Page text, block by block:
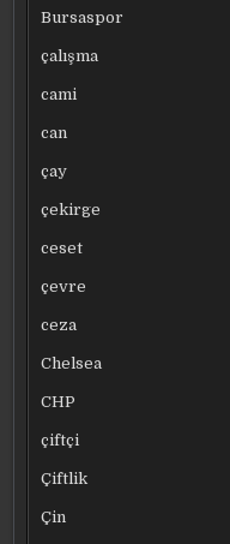
Bursaspor
çalışma
cami
can
çay
çekirge
ceset
çevre
ceza
Chelsea
CHP
çiftçi
Çiftlik
Çin